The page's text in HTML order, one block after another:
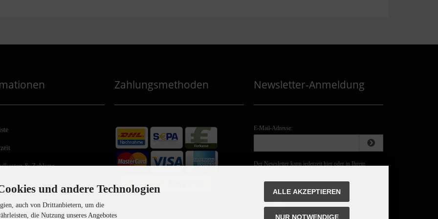
& Zahlung
Informationen
widerrufen
Zahlungsmethoden Newsletter-Anmeldung
E-Mail-Adresse:
Der Newsletter kann jederzeit hier oder in Ihrem
und andere Technologien
auch von Drittanbietern, um die
die Nutzung unseres Angebotes
ALLE AKZEPTIEREN
NUR NOTWENDIGE